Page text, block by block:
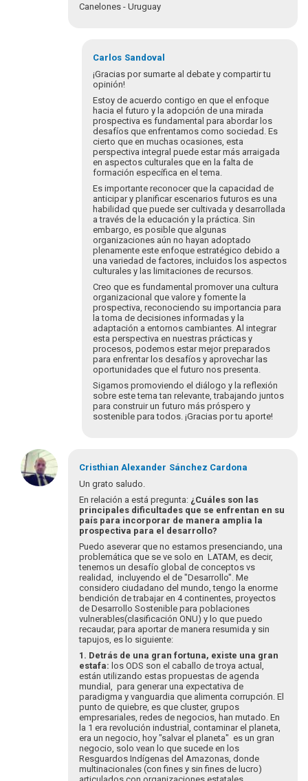
Canelones - Uruguay
Carlos Sandoval
¡Gracias por sumarte al debate y compartir tu
opinión!
Estoy de acuerdo contigo en que el enfoque
hacia el futuro y la adopción de una mirada
prospectiva es fundamental para abordar los
desafíos que enfrentamos como sociedad. Es
cierto que en muchas ocasiones, esta
perspectiva integral puede estar más arraigada
en aspectos culturales que en la falta de
formación específica en el tema.
Es importante reconocer que la capacidad de
anticipar y planificar escenarios futuros es una
habilidad que puede ser cultivada y desarrollada
a través de la educación y la práctica. Sin
embargo, es posible que algunas
organizaciones aún no hayan adoptado
plenamente este enfoque estratégico debido a
una variedad de factores, incluidos los aspectos
culturales y las limitaciones de recursos.
Creo que es fundamental promover una cultura
organizacional que valore y fomente la
prospectiva, reconociendo su importancia para
la toma de decisiones informadas y la
adaptación a entornos cambiantes. Al integrar
esta perspectiva en nuestras prácticas y
procesos, podemos estar mejor preparados
para enfrentar los desafíos y aprovechar las
oportunidades que el futuro nos presenta.
Sigamos promoviendo el diálogo y la reflexión
sobre este tema tan relevante, trabajando juntos
para construir un futuro más próspero y
sostenible para todos. ¡Gracias por tu aporte!
En
respuesta
a
volviendo…
Cristhian Alexander Sánchez Cardona
Un grato saludo.
En relación a está pregunta: ¿Cuáles son las
principales dificultades que se enfrentan en su
país para incorporar de manera amplia la
prospectiva para el desarrollo?
Puedo aseverar que no estamos presenciando, una
problemática que se ve solo en LATAM, es decir,
tenemos un desafío global de conceptos vs
realidad, incluyendo el de "Desarrollo". Me
considero ciudadano del mundo, tengo la enorme
bendición de trabajar en 4 continentes, proyectos
de Desarrollo Sostenible para poblaciones
vulnerables(clasificación ONU) y lo que puedo
recaudar, para aportar de manera resumida y sin
tapujos, es lo siguiente:
1. Detrás de una gran fortuna, existe una gran
estafa: los ODS son el caballo de troya actual,
están utilizando estas propuestas de agenda
mundial, para generar una expectativa de
paradigma y vanguardia que alimenta corrupción. El
punto de quiebre, es que cluster, grupos
empresariales, redes de negocios, han mutado. En
la 1 era revolución industrial, contaminar el planeta,
era un negocio, hoy "salvar el planeta" es un gran
negocio, solo vean lo que sucede en los
Resguardos Indígenas del Amazonas, donde
multinacionales (con fines y sin fines de lucro)